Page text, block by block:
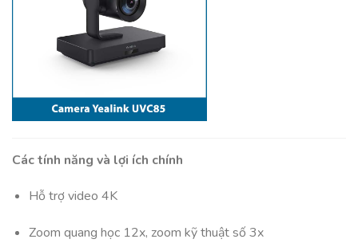
Các tính năng và lợi ích chính
Hỗ trợ video 4K
Zoom quang học 12x, zoom kỹ thuật số 3x